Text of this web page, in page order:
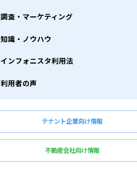
調査・マーケティング
知識・ノウハウ
インフォニスタ利用法
利用者の声
テナント企業向け情報
不動産会社向け情報